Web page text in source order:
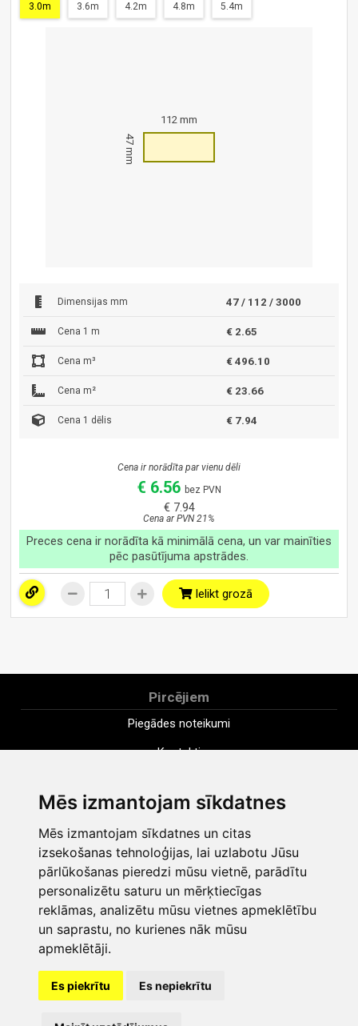
Mēs izmantojam sīkdatnes
Mēs izmantojam sīkdatnes un citas
izsekošanas tehnoloģijas, lai uzlabotu Jūsu
pārlūkošanas pieredzi mūsu vietnē, parādītu
personalizētu saturu un mērķtiecīgas
reklāmas, analizētu mūsu vietnes apmeklētību
un saprastu, no kurienes nāk mūsu
apmeklētāji.
Es piekrītu Es nepiekrītu
3.0m 3.6m 4.2m 4.8m 5.4m
112 mm
47 mm
Dimensijas mm 47 / 112 / 3000
Cena 1 m € 2.65
Cena m³ € 496.10
Cena m² € 23.66
Cena 1 dēlis € 7.94
Cena ir norādīta par vienu dēli
€ 6.56 bez PVN
€ 7.94
Cena ar PVN 21%
Preces cena ir norādīta kā minimālā cena, un var mainīties
pēc pasūtījuma apstrādes.
Ielikt grozā
Pircējiem
Piegādes noteikumi
Kontakti
Apmaksa
Distances pirkuma līgums
Noteikumi
Sīkdatnes
Privātuma politika
Mainīt sīkdatņu iestatījumus
shop@vudlande.lv